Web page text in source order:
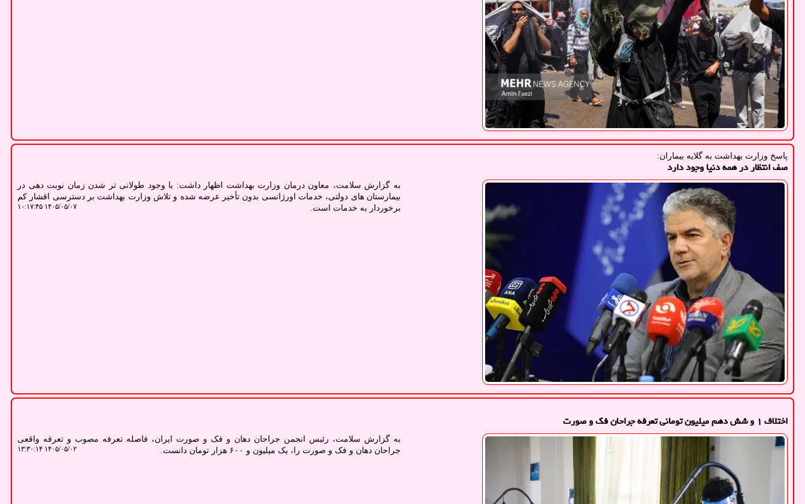
پاسخ وزارت بهداشت به گلایه بیماران:
صف انتظار در همه دنیا وجود دارد
به گزارش سلامت، معاون درمان وزارت بهداشت اظهار داشت: با وجود طولانی تر شدن زمان نوبت دهی در
بیمارستان های دولتی، خدمات اورژانسی بدون تأخیر عرضه شده و تلاش وزارت بهداشت بر دسترسی اقشار کم
برخوردار به خدمات است.
۱۴۰۵/۰۵/۰۷ ۱۰:۱۷:۴۵
اختلاف ۱ و شش دهم میلیون تومانی تعرفه جراحان فک و صورت
به گزارش سلامت، رئیس انجمن جراحان دهان و فک و صورت ایران، فاصله تعرفه مصوب و تعرفه واقعی
جراحان دهان و فک و صورت را، یک میلیون و ۶۰۰ هزار تومان دانست.
۱۴۰۵/۰۵/۰۲ ۱۳:۳۰:۱۴